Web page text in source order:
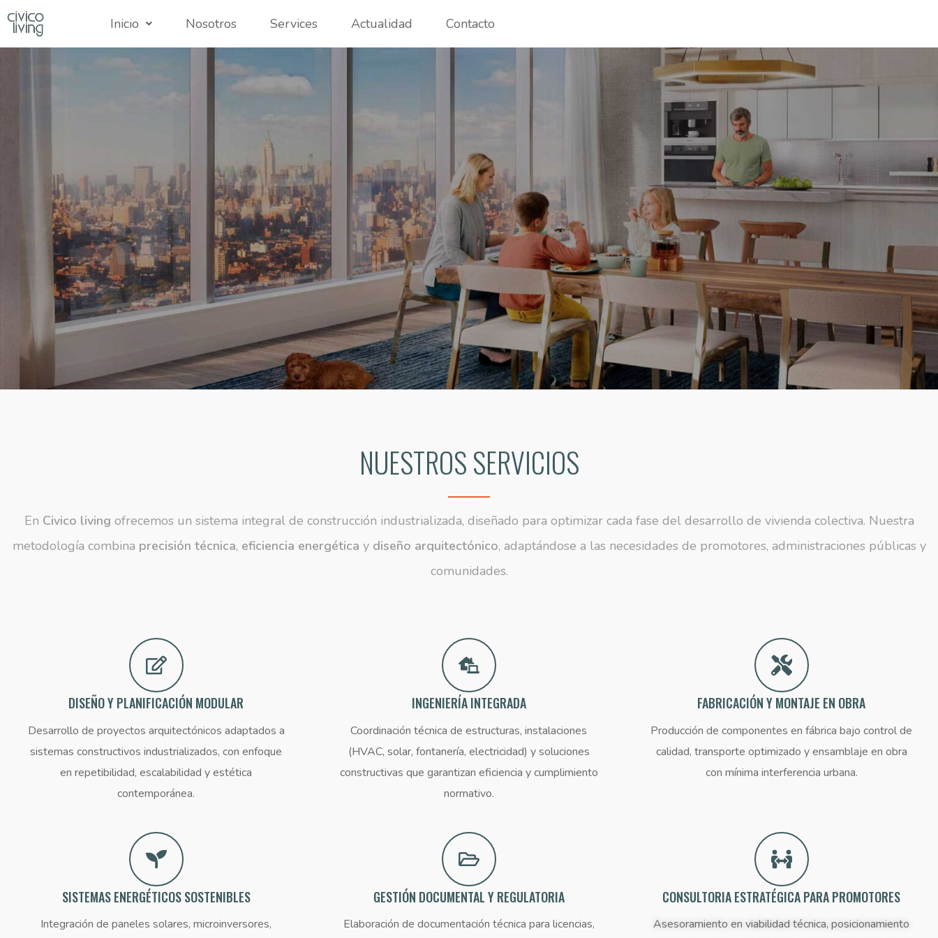
Inicio Nosotros Services Actualidad Contacto
NUESTROS SERVICIOS
En Civico living ofrecemos un sistema integral de construcción industrializada, diseñado para optimizar cada fase del desarrollo de vivienda colectiva. Nuestra
metodología combina precisión técnica, eficiencia energética y diseño arquitectónico, adaptándose a las necesidades de promotores, administraciones públicas y
comunidades.
DISEÑO Y PLANIFICACIÓN MODULAR
Desarrollo de proyectos arquitectónicos adaptados a
sistemas constructivos industrializados, con enfoque
en repetibilidad, escalabilidad y estética
contemporánea.
INGENIERÍA INTEGRADA
Coordinación técnica de estructuras, instalaciones
(HVAC, solar, fontanería, electricidad) y soluciones
constructivas que garantizan eficiencia y cumplimiento
normativo.
FABRICACIÓN Y MONTAJE EN OBRA
Producción de componentes en fábrica bajo control de
calidad, transporte optimizado y ensamblaje en obra
con mínima interferencia urbana.
SISTEMAS ENERGÉTICOS SOSTENIBLES
Integración de paneles solares, microinversores,
GESTIÓN DOCUMENTAL Y REGULATORIA
Elaboración de documentación técnica para licencias,
CONSULTORIA ESTRATÉGICA PARA PROMOTORES
Asesoramiento en viabilidad técnica, posicionamiento